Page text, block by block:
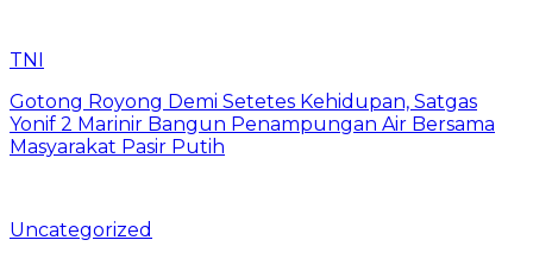
TNI
Gotong Royong Demi Setetes Kehidupan, Satgas
Yonif 2 Marinir Bangun Penampungan Air Bersama
Masyarakat Pasir Putih
Uncategorized